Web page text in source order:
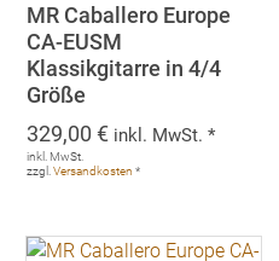
MR Caballero Europe
CA-EUSM
Klassikgitarre in 4/4
Größe
329,00€ inkl. MwSt. *
inkl. MwSt.
zzgl.Versandkosten *